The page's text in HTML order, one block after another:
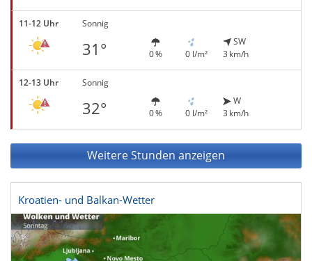
11-12 Uhr Sonnig
31° 0 % 0 l/m²
SW
3 km/h
12-13 Uhr Sonnig
32° 0 % 0 l/m²
W
3 km/h
Weitere Stunden anzeigen
Kroatien- und Balkan-Wetter